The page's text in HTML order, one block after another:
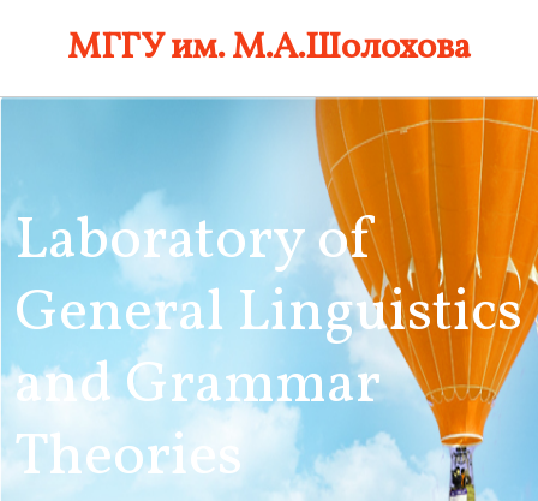
МГГУ им. М.А.Шолохова
Laboratory of
General Linguistics
and Grammar
Theories